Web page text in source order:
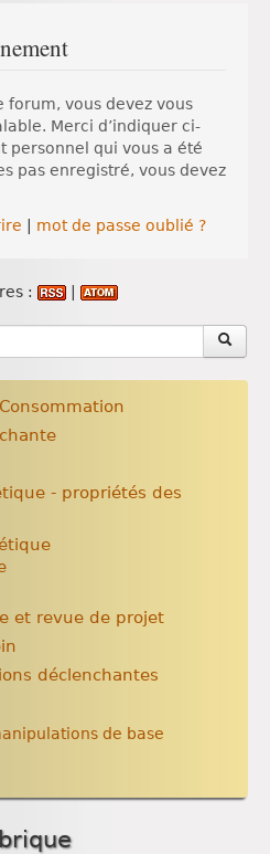
forum, vous devez vous
Merci d’indiquer ci-
personnel qui vous a été
pas enregistré, vous devez
mot de passe oublié ?
:
- propriétés des
dans le temps
les consommations
et revue de projet
déclenchantes
de base